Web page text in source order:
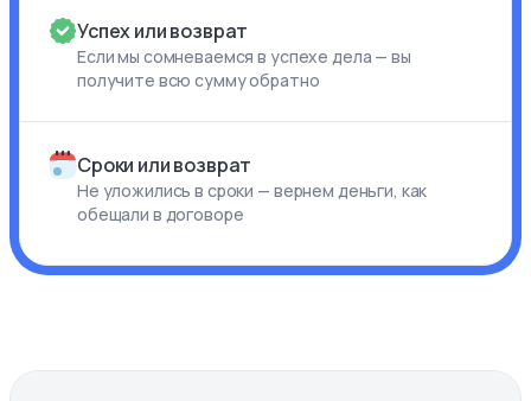
Успех или возврат
Если мы сомневаемся в успехе дела — вы
получите всю сумму обратно
Сроки или возврат
Не уложились в сроки — вернем деньги, как
обещали в договоре